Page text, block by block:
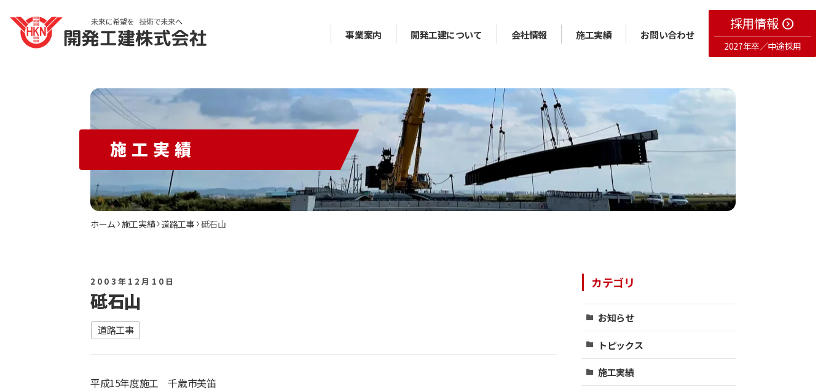
事業案内 開発工建について 会社情報 施工実績 お問い合わせ
採用情報 expand_circle_right
2027年卒／中途採用
施工実績
ホーム 施工実績 道路工事 砥石山
2003年12月10日
砥石山
道路工事
平成15年度施工 千歳市美笛
カテゴリ
お知らせ
トピックス
施工実績